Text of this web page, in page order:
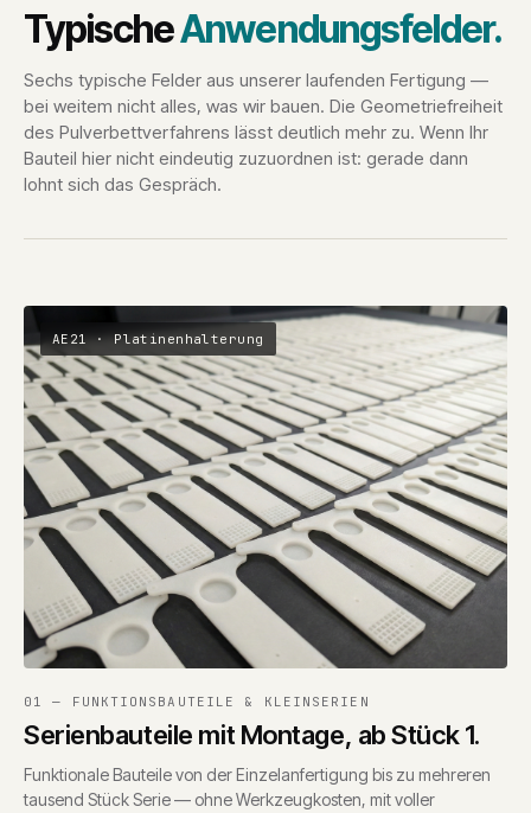
TypischeAnwendungsfelder.
Sechs typische Felder aus unserer laufenden Fertigung —
bei weitem nicht alles, was wir bauen. Die Geometriefreiheit
des Pulverbettverfahrens lässt deutlich mehr zu. Wenn Ihr
Bauteil hier nicht eindeutig zuzuordnen ist: gerade dann
lohnt sich das Gespräch.
AE21 · Platinenhalterung
01 — FUNKTIONSBAUTEILE & KLEINSERIEN
Serienbauteile mit Montage, ab Stück 1.
Funktionale Bauteile von der Einzelanfertigung bis zu mehreren
tausend Stück Serie — ohne Werkzeugkosten, mit voller